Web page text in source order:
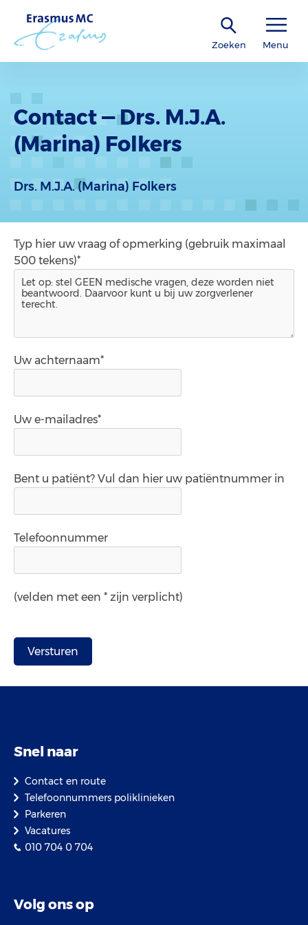
Zoeken Menu
Contact — Drs. M.J.A.
(Marina) Folkers
Drs. M.J.A. (Marina) Folkers
Typ hier uw vraag of opmerking (gebruik maximaal
500 tekens)*
Uw achternaam*
Uw e-mailadres*
Bent u patiënt? Vul dan hier uw patiëntnummer in
Telefoonnummer
(velden met een * zijn verplicht)
Snel naar
Contact en route
Telefoonnummers poliklinieken
Parkeren
Vacatures
010 704 0 704
Volg ons op